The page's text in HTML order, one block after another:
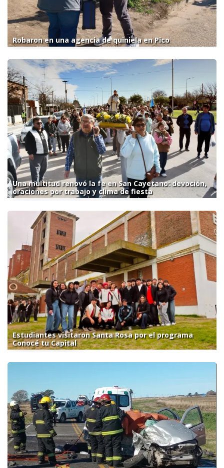
Robaron en una agencia de quiniela en Pico
Una multitud renovó la fe en San Cayetano: devoción,
oraciones por trabajo y clima de fiesta
Estudiantes visitaron Santa Rosa por el programa
Conocé tu Capital